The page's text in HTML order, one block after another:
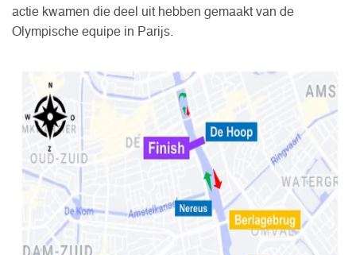
actie kwamen die deel uit hebben gemaakt van de
Olympische equipe in Parijs.